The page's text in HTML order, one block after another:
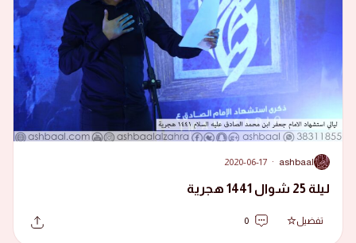
A
ashbaal
·
2020-06-17
ليلة 25 شوال 1441 هجرية
تفضيل 0